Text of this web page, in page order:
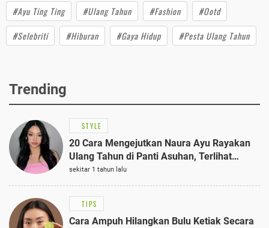
#Ayu Ting Ting #Ulang Tahun #Fashion
#Ootd
#Selebriti
#Hiburan #Gaya Hidup #Pesta Ulang Tahun
Trending
STYLE
20 Cara Mengejutkan Naura Ayu Rayakan
Ulang Tahun di Panti Asuhan, Terlihat
Anggun dengan Kaftan Cokelat
sekitar 1 tahun lalu
TIPS
Cara Ampuh Hilangkan Bulu Ketiak Secara